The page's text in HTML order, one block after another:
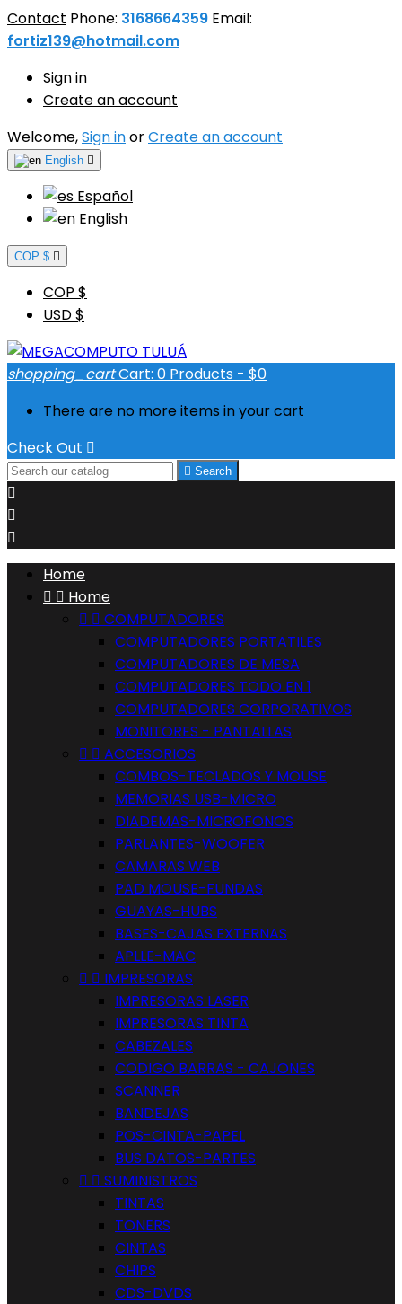
Contact Phone: 3168664359 Email:
fortiz139@hotmail.com
Sign in
Create an account
Welcome,Sign inorCreate an account
English 
Español
English
COP $ 
COP $
USD $
shopping_cartCart: 0 Products - $0
There are no more items in your cart
Check Out 
 Search



Home
  Home
  COMPUTADORES
COMPUTADORES PORTATILES
COMPUTADORES DE MESA
COMPUTADORES TODO EN 1
COMPUTADORES CORPORATIVOS
MONITORES - PANTALLAS
  ACCESORIOS
COMBOS-TECLADOS Y MOUSE
MEMORIAS USB-MICRO
DIADEMAS-MICROFONOS
PARLANTES-WOOFER
CAMARAS WEB
PAD MOUSE-FUNDAS
GUAYAS-HUBS
BASES-CAJAS EXTERNAS
APLLE-MAC
  IMPRESORAS
IMPRESORAS LASER
IMPRESORAS TINTA
CABEZALES
CODIGO BARRAS - CAJONES
SCANNER
BANDEJAS
POS-CINTA-PAPEL
BUS DATOS-PARTES
  SUMINISTROS
TINTAS
TONERS
CINTAS
CHIPS
CDS-DVDS